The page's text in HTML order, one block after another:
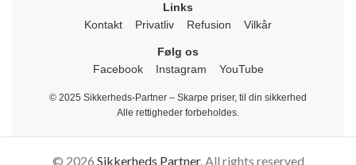
Links
Kontakt
Privatliv Refusion Vilkår
Følg os
Facebook
Instagram YouTube
© 2025 Sikkerheds-Partner – Skarpe priser, til din sikkerhed
Alle rettigheder forbeholdes.
© 2026 Sikkerheds Partner. All rights reserved